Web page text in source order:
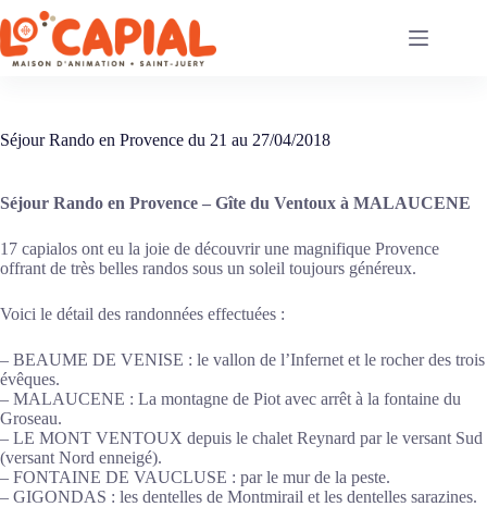
Passer
au
contenu
Séjour Rando en Provence du 21 au 27/04/2018
Séjour Rando en Provence – Gîte du Ventoux à MALAUCENE
17 capialos ont eu la joie de découvrir une magnifique Provence
offrant de très belles randos sous un soleil toujours généreux.
Voici le détail des randonnées effectuées :
– BEAUME DE VENISE : le vallon de l’Infernet et le rocher des trois
évêques.
– MALAUCENE : La montagne de Piot avec arrêt à la fontaine du
Groseau.
– LE MONT VENTOUX depuis le chalet Reynard par le versant Sud
(versant Nord enneigé).
– FONTAINE DE VAUCLUSE : par le mur de la peste.
– GIGONDAS : les dentelles de Montmirail et les dentelles sarazines.